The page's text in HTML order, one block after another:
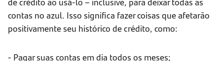
contas no azul. Isso significa fazer coisas que afetarão
positivamente seu histórico de crédito, como:
- Pagar suas contas em dia todos os meses;